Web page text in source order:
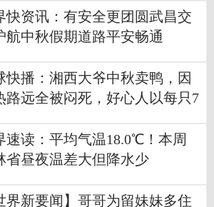
快资讯：有安全更团圆武昌交
航中秋假期道路平安畅通
快播：湘西大爷中秋卖鸭，因
路远全被闷死，好心人以每只7
速读：平均气温18.0℃！本周
省昼夜温差大但降水少
界新要闻】哥哥为留妹妹多住